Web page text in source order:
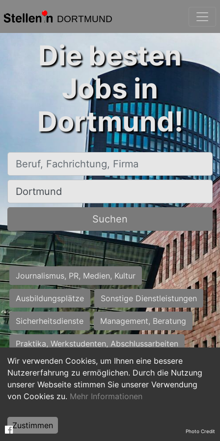
DORTMUND
Wir verwenden Cookies, um Ihnen eine bessere
Nutzererfahrung zu ermöglichen. Durch die Nutzung
unserer Webseite stimmen Sie unserer Verwendung
von Cookies zu. Mehr Informationen
Zustimmen
Die besten
Jobs in
Dortmund!
Beruf, Fachrichtung, Firma
Ort, Stadt
Suchen
Journalismus, PR, Medien, Kultur
Ausbildungsplätze Sonstige Dienstleistungen
Sicherheitsdienste Management, Beratung
Praktika, Werkstudenten, Abschlussarbeiten
Personalwesen Assistenz, Sekretariat
Hilfskräfte, Aushilfs- und Nebenjobs
Weiterbildung, Studium, duale Ausbildung Photo Credit